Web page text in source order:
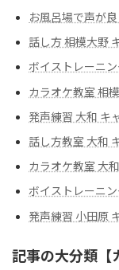
お風呂場で声が
話し方 相模大野
ボイストレーニ
カラオケ教室 相
発声練習 大和 キ
話し方教室 大和
カラオケ教室 大
ボイストレーニ
発声練習 小田原
記事の大分類【